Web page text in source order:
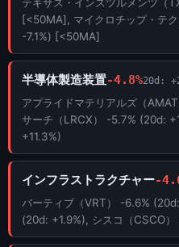
テキサス・インスツルメンツ
[<50MA], マイクロチップ・テ
-7.1%) [<50MA]
半導体製造装置-4.8%20d:
アプライドマテリアルズ（
サーチ（LRCX） -5.7% (20d:
+11.3%)
インフラストラクチャー-
バーティブ（VRT） -6.6%
(20d: +1.9%), シスコ（CSCO